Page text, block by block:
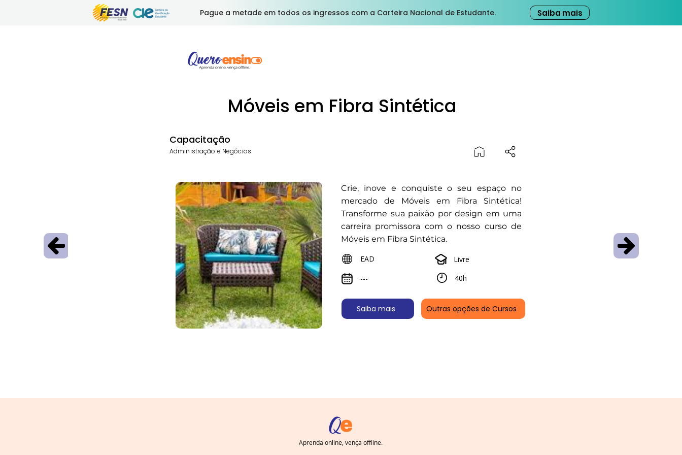
Pague a metade em todos os ingressos com a Carteira Nacional de Estudante. Saiba mais
Móveis em Fibra Sintética
Capacitação
Administração e Negócios
Crie, inove e conquiste o seu espaço no
mercado de Móveis em Fibra Sintética!
Transforme sua paixão por design em uma
carreira promissora com o nosso curso de
Móveis em Fibra Sintética.
EAD
Livre
---
40h
Saiba mais Outras opções de Cursos
Aprenda online, vença offline.